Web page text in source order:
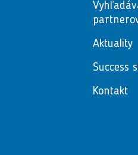
Aktuality
Success
Kontakt